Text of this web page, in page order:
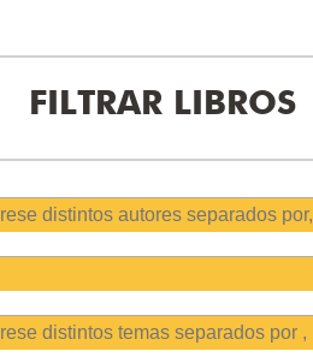
FILTRAR LIBROS